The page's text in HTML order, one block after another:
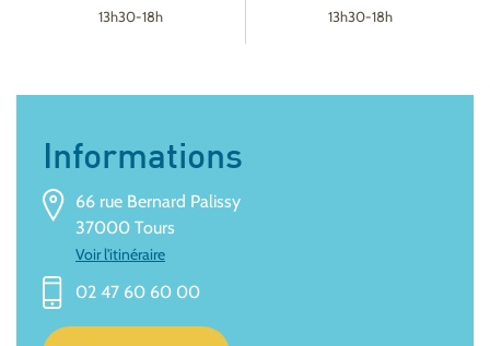
Informations
66 rue Bernard Palissy
37000 Tours
Voir l'itinéraire
02 47 60 60 00
13h30-18h
13h30-18h